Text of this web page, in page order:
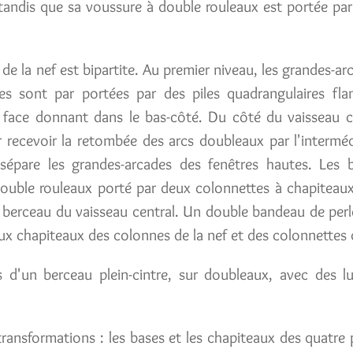
que sa voussure à double rouleaux est portée
la nef est bipartite. Au premier niveau, les grandes-
sont par portées par des piles quadrangulaires
donnant dans le bas-côté. Du côté du vaisseau
la retombée des arcs doubleaux par
les grandes-arcades des fenêtres hautes. Les
rouleaux porté par deux colonnettes à
du vaisseau central. Un double bandeau de
chapiteaux des colonnes de la nef et des colonnettes
berceau plein-cintre, sur doubleaux, avec des
: les bases et les chapiteaux des quatre